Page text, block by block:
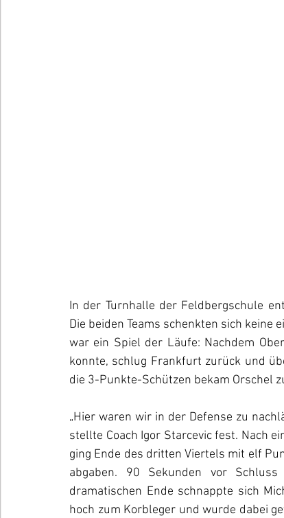
In der Turnhalle der Feldbergschule
Die beiden Teams schenkten sich keine
war ein Spiel der Läufe: Nachdem
konnte, schlug Frankfurt zurück und
die 3-Punkte-Schützen bekam Orschel
„Hier waren wir in der Defense zu
stellte Coach Igor Starcevic fest. Nach
ging Ende des dritten Viertels mit elf
abgaben. 90 Sekunden vor
dramatischen Ende schnappte sich
hoch zum Korbleger und wurde dabei